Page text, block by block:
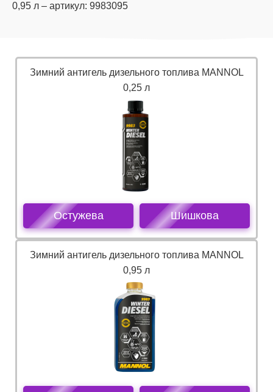
0,95 л – артикул: 9983095
Зимний антигель дизельного топлива MANNOL
0,25 л
Остужева Шишкова
Зимний антигель дизельного топлива MANNOL
0,95 л